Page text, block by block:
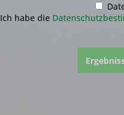
Ich habe die